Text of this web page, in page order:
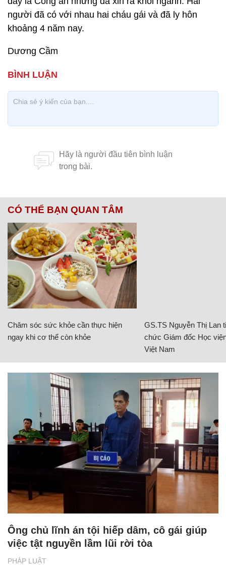
người đã có với nhau hai cháu gái và đã ly hôn
khoảng 4 năm nay.
Dương Cầm
CÓ THỂ BẠN QUAN TÂM
Chăm sóc sức khỏe cần thực hiện
ngay khi cơ thể còn khỏe
GS.TS Nguyễn Thị Lan
chức Giám đốc Học
Việt Nam
PHÁP LUẬT
Ông chủ lĩnh án tội hiếp dâm, cô gái giúp
việc tật nguyền lầm lũi rời tòa